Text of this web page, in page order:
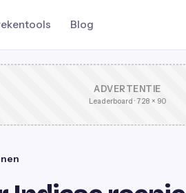
Blog
ADVERTENTIE
Leaderboard · 728 × 90